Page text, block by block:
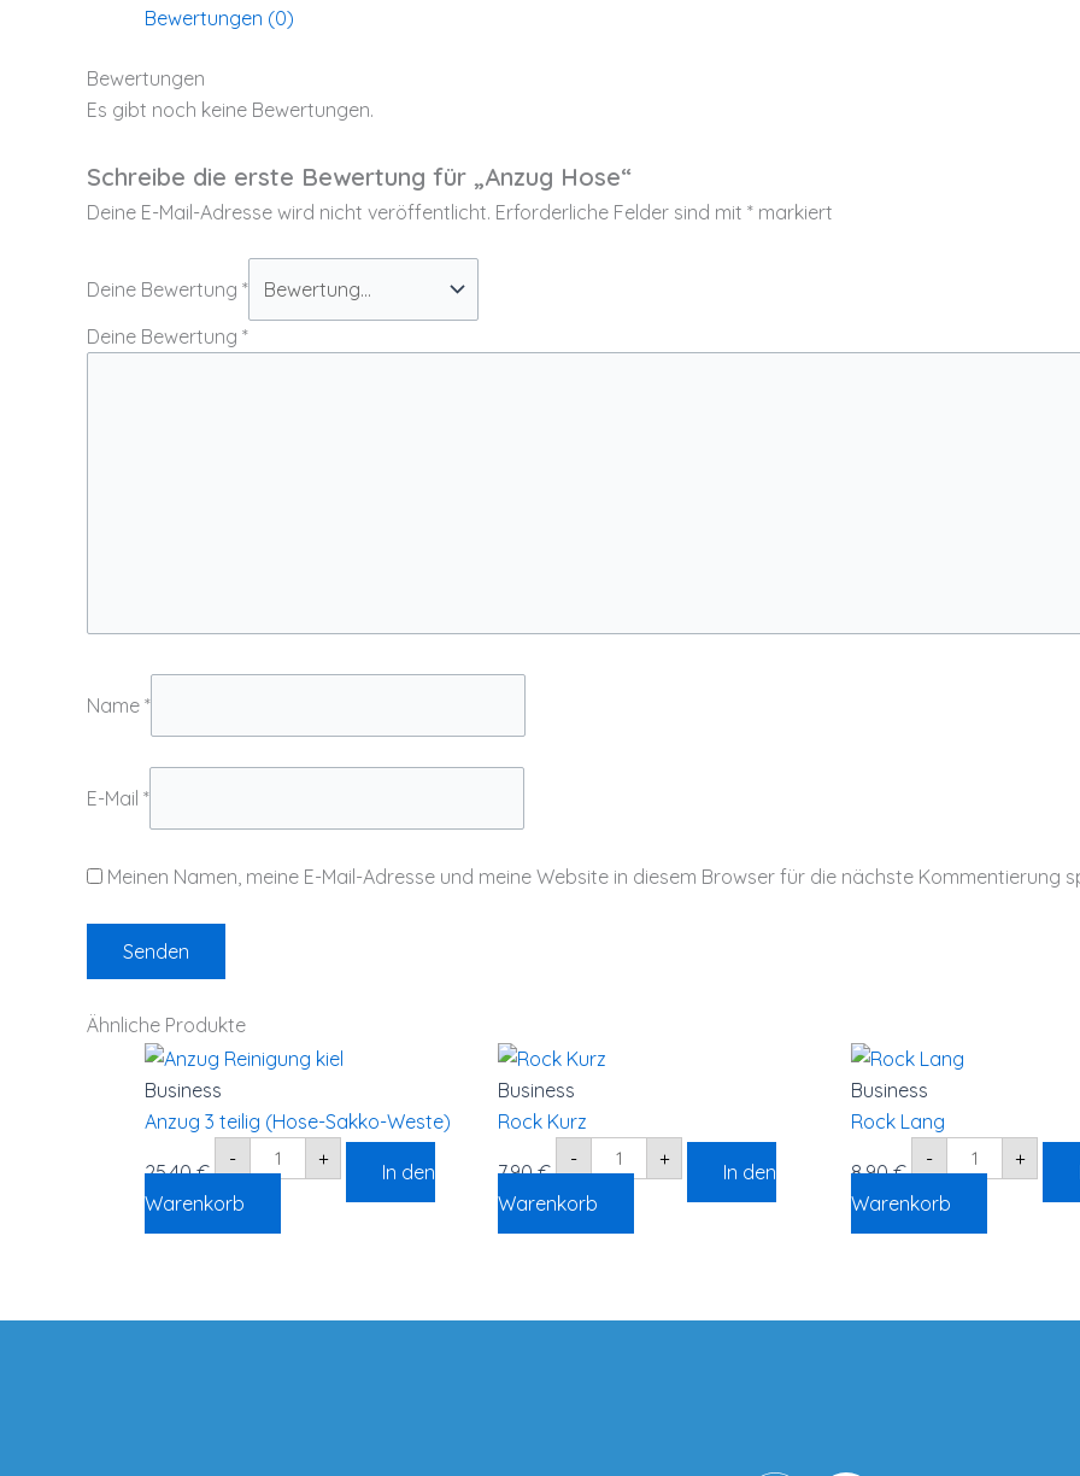
Bewertungen (0)
Bewertungen
Es gibt noch keine Bewertungen.
Schreibe die erste Bewertung für „Anzug Hose“
Deine E-Mail-Adresse wird nicht veröffentlicht. Erforderliche Felder sind mit * markiert
Deine Bewertung *
Deine Bewertung *
Name *
E-Mail *
Meinen Namen, meine E-Mail-Adresse und meine Website in diesem Browser für die nächste Kommentierung
Ähnliche Produkte
Business
Anzug 3 teilig (Hose-Sakko-Weste)
25,40€
-
Anzug
3
Sakko-
Weste)
Menge
+
In den
Warenkorb
Business
Rock Kurz
7,90€
-
Rock
Kurz
+
In den
Warenkorb
Business
Rock Lang
8,90€
-
Rock
Lang
+
Warenkorb